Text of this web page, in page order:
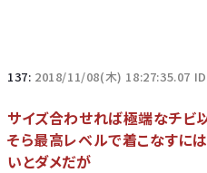
137: 2018/11/08(木) 18:27:35.07
サイズ合わせれば極端なチビ
そら最高レベルで着こなすに
いとダメだが